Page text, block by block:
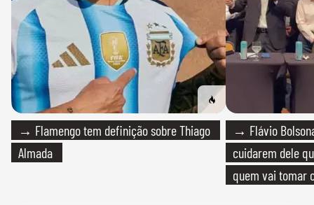
→ Flamengo tem definição sobre Thiago
Almada
→ Flávio
cuidarem dele
quem vai tomar